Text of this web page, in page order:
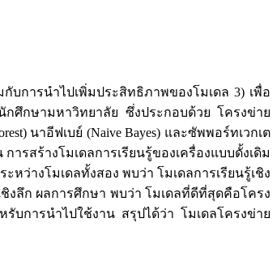
บการนำไปเพิ่มประสิทธิภาพของโมเดล 3) เพื่อ
นักศึกษามหาวิทยาลัย ซึ่งประกอบด้วย โครงข่าย
นาอีฟเบย์ (Naive Bayes) และซัพพอร์ทเวกเต
ารสร้างโมเดลการเรียนรู้ของเครื่องแบบดั้งเดิม
ว่างโมเดลทั้งสอง พบว่า โมเดลการเรียนรู้เชิง
งลึก ผลการศึกษา พบว่า โมเดลที่ดีที่สุดคือโครง
บการนำไปใช้งาน สรุปได้ว่า โมเดลโครงข่าย